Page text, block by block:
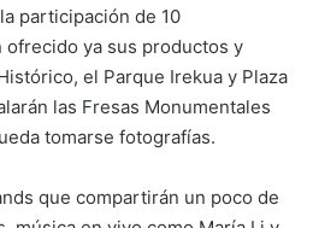
participación de 10
ya sus productos y
el Parque Irekua y Plaza
las Fresas Monumentales
tomarse fotografías.
que compartirán un poco de